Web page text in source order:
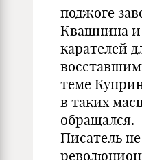
поджоге
Квашнина и
карателей
теме
в таких
обращался.
Писатель